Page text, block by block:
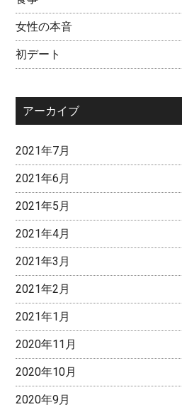
女性の本音
初デート
アーカイブ
2021年7月
2021年6月
2021年5月
2021年4月
2021年3月
2021年2月
2021年1月
2020年11月
2020年10月
2020年9月